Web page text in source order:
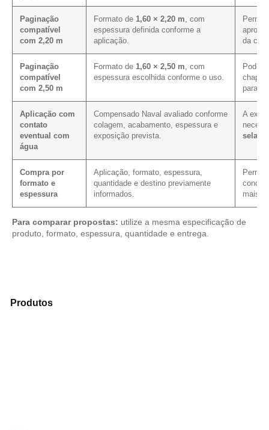
Paginação
compatível
com 2,20 m
Formato de 1,60 × 2,20 m , com
espessura definida conforme a
aplicação.
da
Paginação
compatível
com 2,50 m
Formato de 1,60 × 2,50 m , com
espessura escolhida conforme o uso.
Pode
chapa
para
Aplicação com
contato
eventual com
água
Compensado Naval avaliado conforme
colagem, acabamento, espessura e
exposição prevista.
A
Compra por
formato e
espessura
Aplicação, formato, espessura,
quantidade e destino previamente
informados.
mais
Para comparar propostas: utilize a mesma especificação de
produto, formato, espessura, quantidade e entrega.
Produtose encontre o produto mais indicado para sua